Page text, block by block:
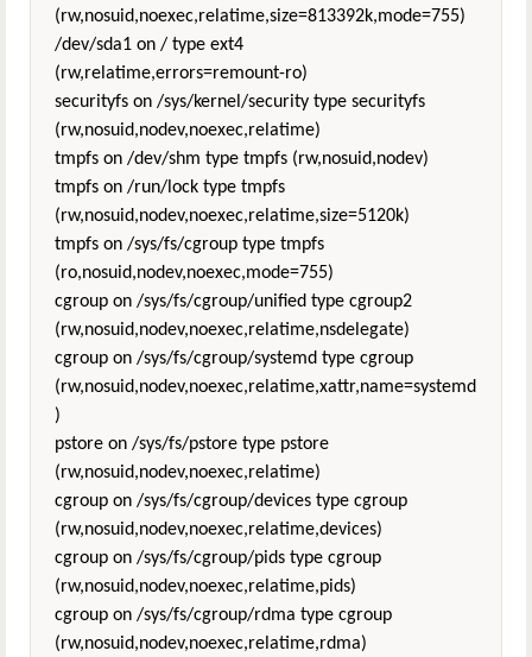
(rw,nosuid,noexec,relatime,size=813392k,mode=755)
/dev/sda1 on / type ext4
(rw,relatime,errors=remount-ro)
securityfs on /sys/kernel/security type securityfs
(rw,nosuid,nodev,noexec,relatime)
tmpfs on /dev/shm type tmpfs (rw,nosuid,nodev)
tmpfs on /run/lock type tmpfs
(rw,nosuid,nodev,noexec,relatime,size=5120k)
tmpfs on /sys/fs/cgroup type tmpfs
(ro,nosuid,nodev,noexec,mode=755)
cgroup on /sys/fs/cgroup/unified type cgroup2
(rw,nosuid,nodev,noexec,relatime,nsdelegate)
cgroup on /sys/fs/cgroup/systemd type cgroup
(rw,nosuid,nodev,noexec,relatime,xattr,name=systemd
)
pstore on /sys/fs/pstore type pstore
(rw,nosuid,nodev,noexec,relatime)
cgroup on /sys/fs/cgroup/devices type cgroup
(rw,nosuid,nodev,noexec,relatime,devices)
cgroup on /sys/fs/cgroup/pids type cgroup
(rw,nosuid,nodev,noexec,relatime,pids)
cgroup on /sys/fs/cgroup/rdma type cgroup
(rw,nosuid,nodev,noexec,relatime,rdma)